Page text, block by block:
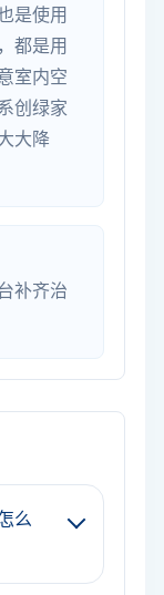
是使用
都是用
室内空
创绿家
大降
补齐治
么